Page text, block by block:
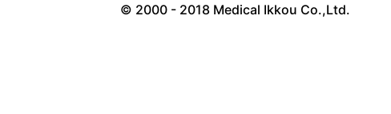
© 2000 - 2018 Medical Ikkou Co.,Ltd.